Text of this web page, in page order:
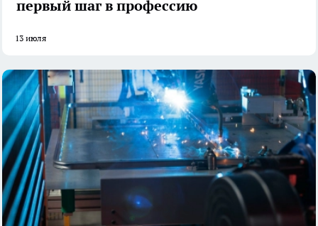
первый шаг в профессию
13 июля